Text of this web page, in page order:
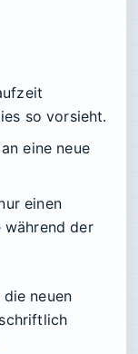
so vorsieht.
eine neue
einen
während der
neuen